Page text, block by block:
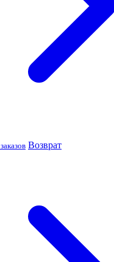
Возврат